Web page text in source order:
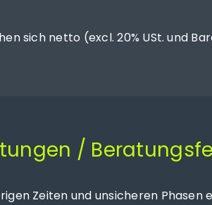
sich netto (excl. 20% USt. und
/
Zeiten und unsicheren